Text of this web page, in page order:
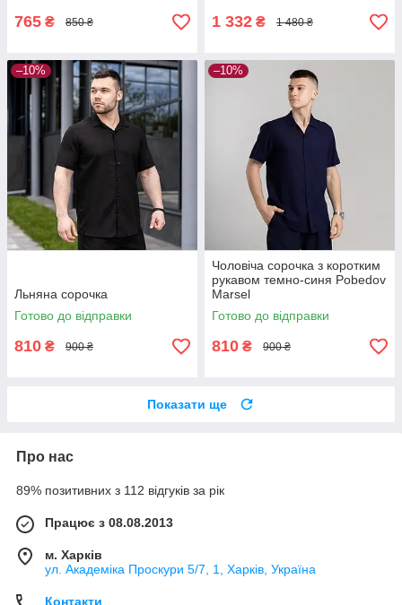
765 ₴ 850 ₴ 1 332 ₴ 1 480 ₴
–10%
Льняна сорочка
Готово до відправки
810 ₴ 900 ₴
–10%
Чоловіча сорочка з коротким
рукавом темно-синя Pobedov
Marsel
Готово до відправки
810 ₴ 900 ₴
Показати ще
Про нас
89% позитивних з 112 відгуків за рік
Працює з 08.08.2013
м. Харків
ул. Академіка Проскури 5/7, 1, Харків, Україна
Контакти